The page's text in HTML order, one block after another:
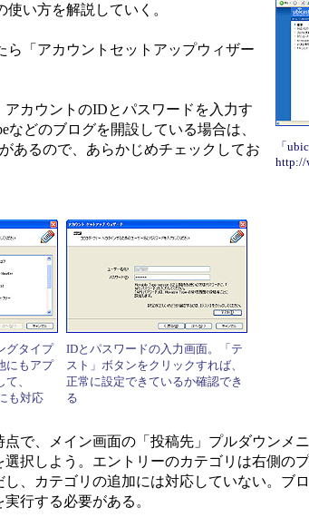
「
http://
使い方を解説していく。
ら「アカウントセットアップウィザー
カウントのIDとパスワードを入力す
どのブログを開設している場合は、
あるので、あらかじめチェックしてお
グタイプ
にもアプ
、
も対応
IDとパスワードの入力画面。「テ
スト」ボタンをクリックすれば、
正常に設定できているか確認でき
る
で、メイン画面の「投稿先」プルダウンメ
択しよう。エントリーのカテゴリは右側の
、カテゴリの追加には対応していない。ブ
行する必要がある。